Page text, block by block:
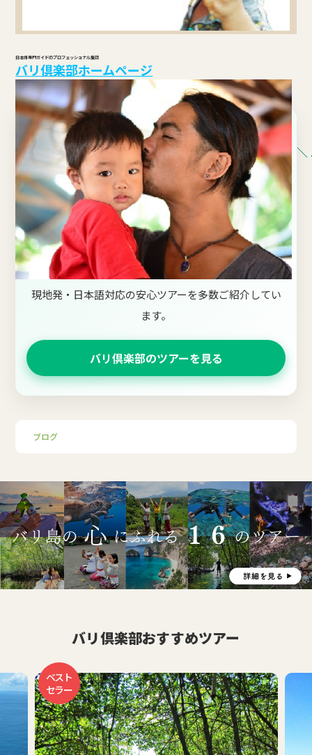
日本語専門ガイドのプロフェッショナル集団
バリ倶楽部ホームページ
＼
現地発・日本語対応の安心ツアーを多数ご紹介してい
ます。
バリ倶楽部のツアーを見る
ブログ
バリ倶楽部おすすめツアー